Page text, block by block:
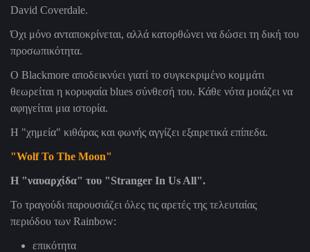
David Coverdale.
Όχι μόνο ανταποκρίνεται, αλλά κατορθώνει να δώσει τη δική του
προσωπικότητα.
Ο Blackmore αποδεικνύει γιατί το συγκεκριμένο κομμάτι
θεωρείται η κορυφαία blues σύνθεσή του. Κάθε νότα μοιάζει να
αφηγείται μια ιστορία.
Η "χημεία" κιθάρας και φωνής αγγίζει εξαιρετικά επίπεδα.
"Wolf To The Moon"
Η "ναυαρχίδα" του "Stranger In Us All".
Το τραγούδι παρουσιάζει όλες τις αρετές της τελευταίας
περιόδου των Rainbow:
επικότητα